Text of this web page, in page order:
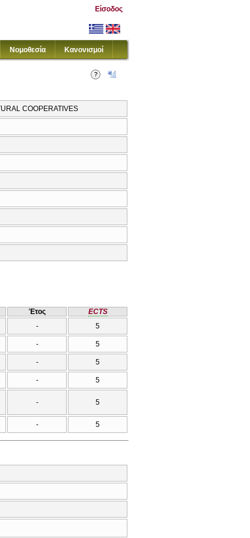
Είσοδος
Νομοθεσία Κανονισμοί
COOPERATIVES
Έτος
ECTS
- 5
- 5
- 5
- 5
- 5
- 5